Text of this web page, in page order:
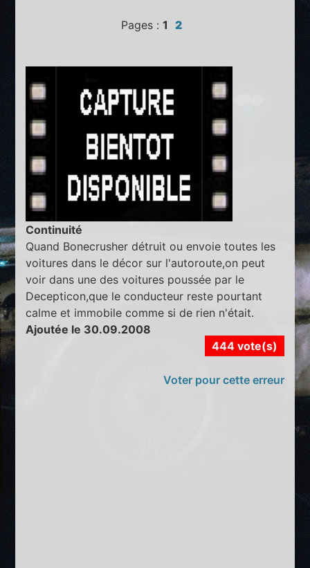
Pages : 1 2
Continuité
Quand Bonecrusher détruit ou envoie toutes les
voitures dans le décor sur l'autoroute,on peut
voir dans une des voitures poussée par le
Decepticon,que le conducteur reste pourtant
calme et immobile comme si de rien n'était.
Ajoutée le 30.09.2008
444 vote(s)
Voter pour cette erreur